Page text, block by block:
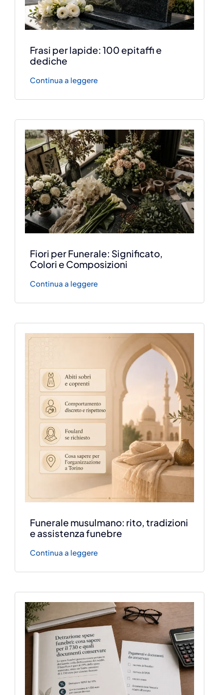
Frasi per lapide: 100 epitaffi e
dediche
Continua a leggere
Fiori per Funerale: Significato,
Colori e Composizioni
Continua a leggere
Funerale musulmano: rito, tradizioni
e assistenza funebre
Continua a leggere